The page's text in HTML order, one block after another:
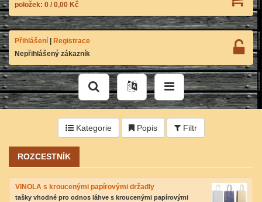
položek: 0 / 0,00 Kč
Přihlášení
Registrace
Nepřihlášený zákazník
Kategorie Popis Filtr
ROZCESTNÍK
VINOLA s kroucenými papírovými držadly
tašky vhodné pro odnos láhve s kroucenými papírovými